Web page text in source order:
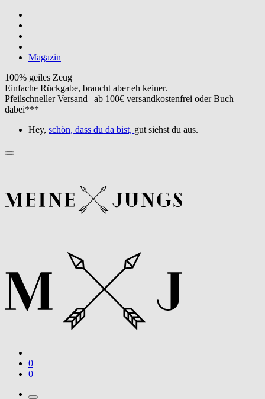
Magazin
100% geiles Zeug
Einfache Rückgabe, braucht aber eh keiner.
Pfeilschneller Versand | ab 100€ versandkostenfrei oder Buch
dabei***
Hey, schön, dass du da bist, gut siehst du aus.
0
0